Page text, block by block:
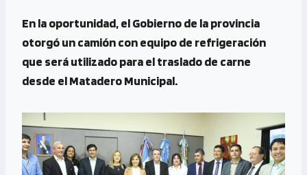
p
En la oportunidad, el Gobierno de la provincia
otorgó un camión con equipo de refrigeración
que será utilizado para el traslado de carne
desde el Matadero Municipal.